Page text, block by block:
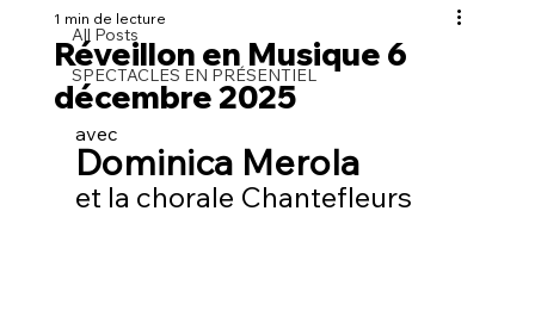
All Posts
SPECTACLES EN PRÉSENTIEL
Réveillon en Musique 6
décembre 2025
1 min de lecture
avec
Dominica Merola
et la chorale Chantefleurs